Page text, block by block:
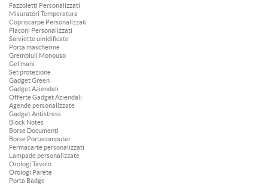
Fazzoletti Personalizzati
Misuratori Temperatura
Copriscarpe Personalizzati
Flaconi Personalizzati
Salviette umidificate
Porta mascherine
Grembiuli Monouso
Gel mani
Set protezione
Gadget Green
Gadget Aziendali
Offerte Gadget Aziendali
Agende personalizzate
Gadget Antistress
Block Notes
Borse Documenti
Borse Portacomputer
Fermacarte personalizzati
Lampade personalizzate
Orologi Tavolo
Orologi Parete
Porta Badge